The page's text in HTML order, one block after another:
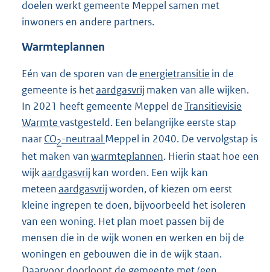
doelen werkt gemeente Meppel samen met
inwoners en andere partners.
Warmteplannen
Eén van de sporen van de energietransitie in de
gemeente is hetaardgasvrij maken van alle wijken.
In 2021 heeft gemeente Meppel deTransitievisie
Warmtevastgesteld. Een belangrijke eerste stap
naarCO2-neutraal Meppel in 2040. De vervolgstap is
het maken vanwarmteplannen. Hierin staat hoe een
wijkaardgasvrij kan worden. Een wijk kan
meteenaardgasvrijworden, of kiezen om eerst
kleine ingrepen te doen, bijvoorbeeld het isoleren
van een woning. Het plan moet passen bij de
mensen die in de wijk wonen en werken en bij de
woningen en gebouwen die in de wijk staan.